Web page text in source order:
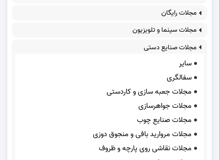
مجلات رایگان
مجلات سینما و تلویزیون
مجلات صنایع دستی
سایر
سفالگری
مجلات جعبه سازی و کاردستی
مجلات جواهرسازی
مجلات صنایع چوب
مجلات مروارید بافی و منجوق دوزی
مجلات نقاشی روی پارچه و ظروف